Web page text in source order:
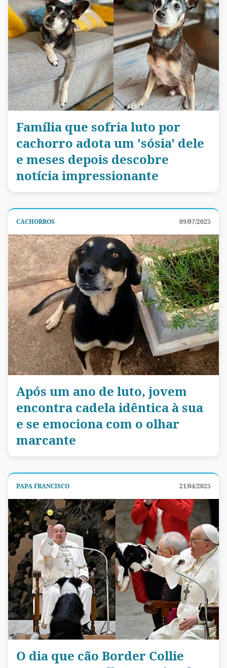
Família que sofria luto por
cachorro adota um 'sósia' dele
e meses depois descobre
notícia impressionante
CACHORROS 09/07/2025
Após um ano de luto, jovem
encontra cadela idêntica à sua
e se emociona com o olhar
marcante
PAPA FRANCISCO 21/04/2025
O dia que cão Border Collie